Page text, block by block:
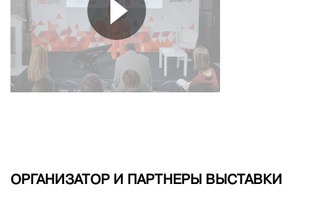
ОРГАНИЗАТОР И ПАРТНЕРЫ ВЫСТАВКИ